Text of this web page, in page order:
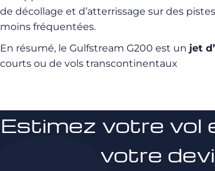
de décollage et d’atterrissage sur des
moins fréquentées.
En résumé, le Gulfstream G200 est un jet
courts ou de vols transcontinentaux
Estimez votre vol
votre